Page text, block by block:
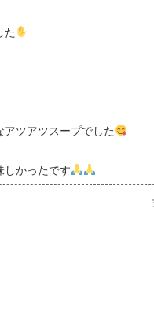
た
ツアツスープでした
しかったです